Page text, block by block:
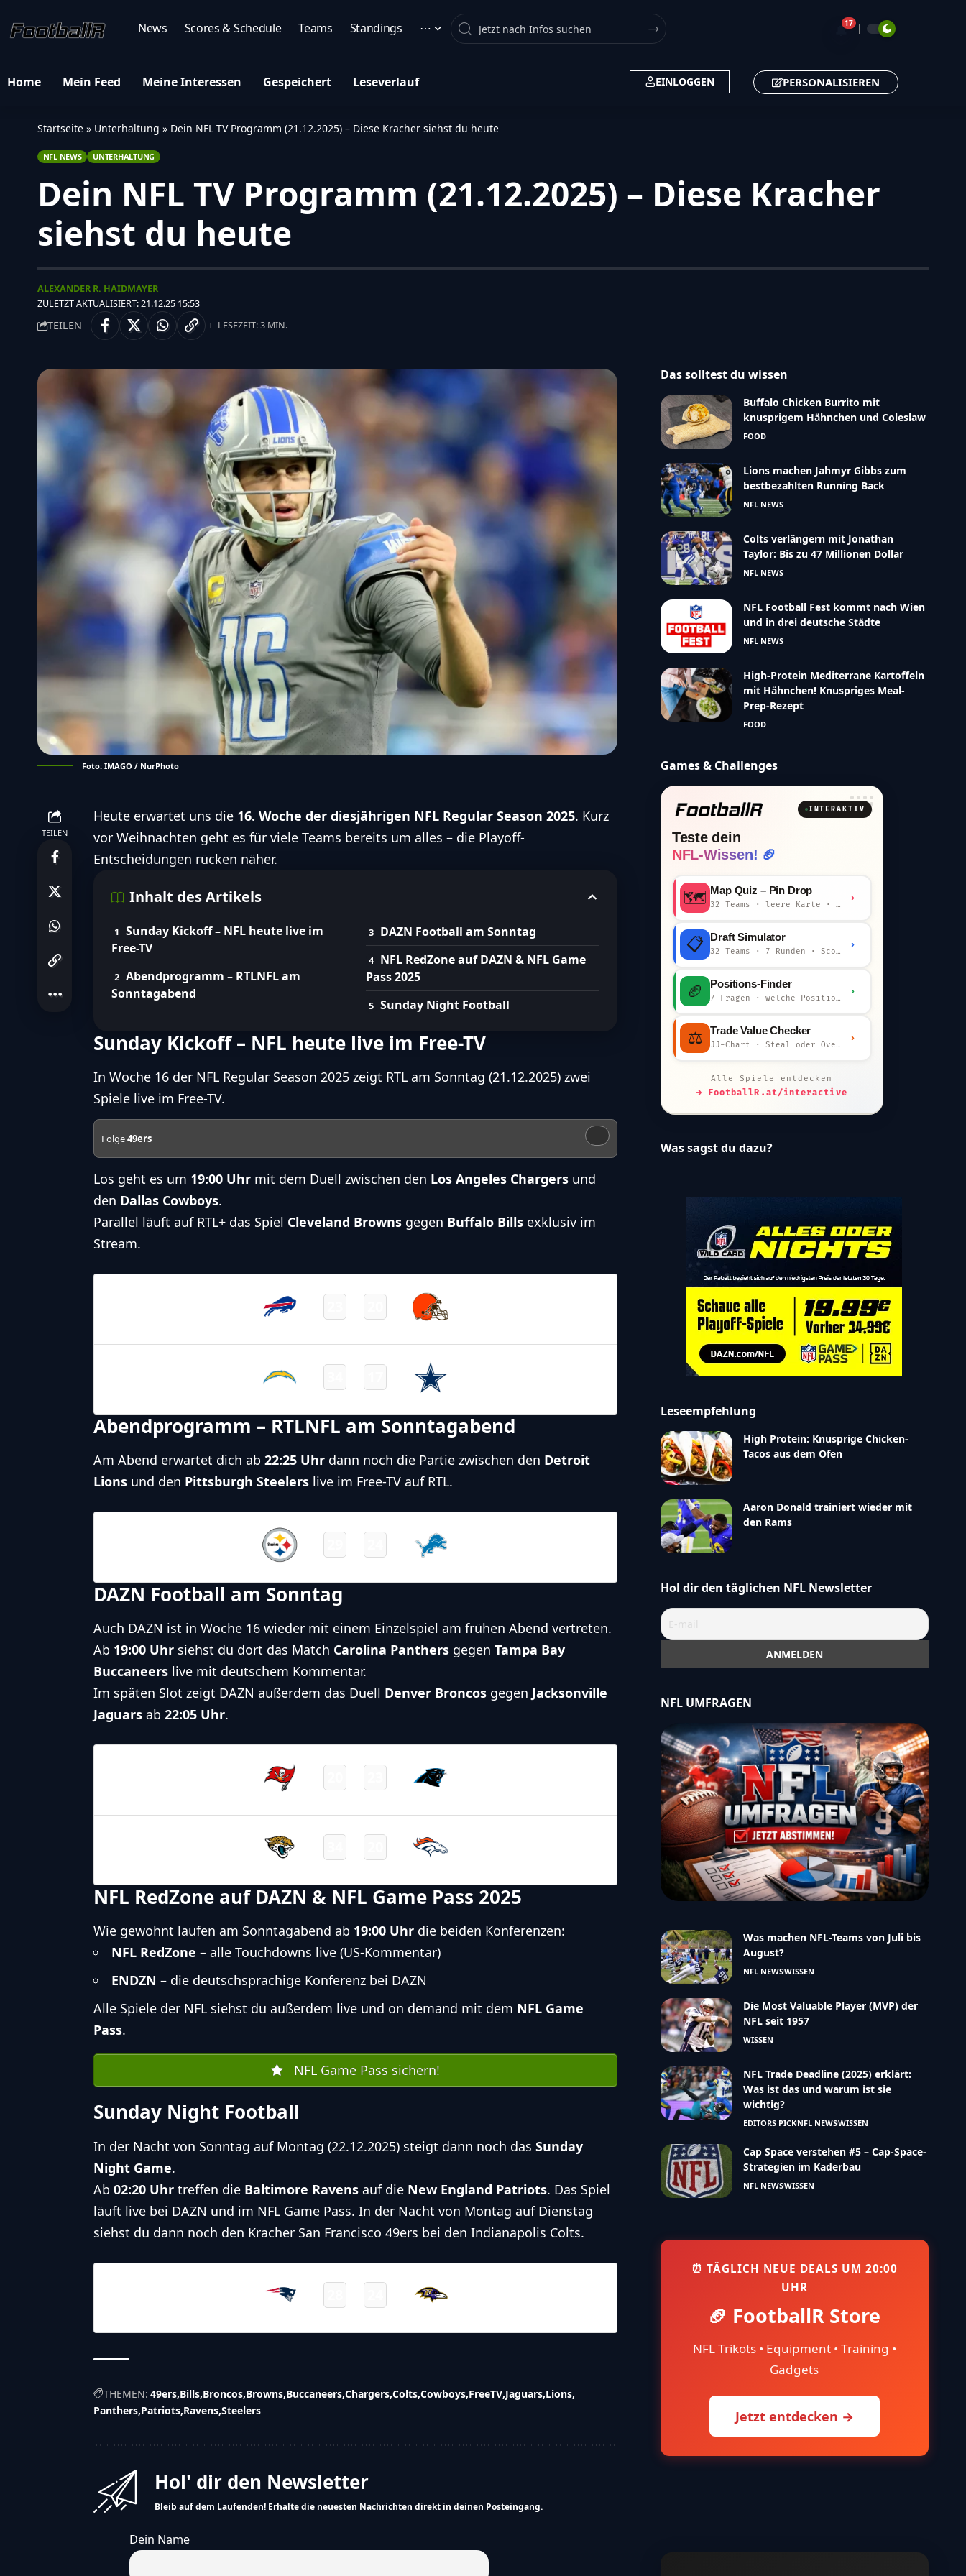
News Scores & Schedule Teams Standings ⋯ Search 🔔17
Home Mein Feed Meine Interessen Gespeichert Leseverlauf EINLOGGEN PERSONALISIEREN
Startseite » Unterhaltung » Dein NFL TV Programm (21.12.2025) – Diese Kracher siehst du heute
NFL NEWS UNTERHALTUNG
Dein NFL TV Programm (21.12.2025) – Diese Kracher
siehst du heute
ZULETZT AKTUALISIERT: 21.12.25 15:53
ALEXANDER R. HAIDMAYER
TEILEN LESEZEIT: 3 MIN.
Foto: IMAGO / NurPhoto
TEILEN
Heute erwartet uns die 16. Woche der diesjährigen NFL Regular Season 2025. Kurz
vor Weihnachten geht es für viele Teams bereits um alles – die Playoff-
Entscheidungen rücken näher.
Inhalt des Artikels
Sunday Kickoff – NFL heute live im
Free-TV
Abendprogramm – RTLNFL am
Sonntagabend
DAZN Football am Sonntag
NFL RedZone auf DAZN & NFL Game
Pass 2025
Sunday Night Football
Sunday Kickoff – NFL heute live im Free-TV
In Woche 16 der NFL Regular Season 2025 zeigt RTL am Sonntag (21.12.2025) zwei
Spiele live im Free-TV.
Folge49ers
Los geht es um 19:00 Uhr mit dem Duell zwischen den Los Angeles Chargers und
den Dallas Cowboys.
Parallel läuft auf RTL+ das Spiel Cleveland Browns gegen Buffalo Bills exklusiv im
Stream.
Abendprogramm – RTLNFL am Sonntagabend
Am Abend erwartet dich ab 22:25 Uhr dann noch die Partie zwischen den Detroit
Lions und den Pittsburgh Steelers live im Free-TV auf RTL.
DAZN Football am Sonntag
Auch DAZN ist in Woche 16 wieder mit einem Einzelspiel am frühen Abend vertreten.
Ab 19:00 Uhr siehst du dort das Match Carolina Panthers gegen Tampa Bay
Buccaneers live mit deutschem Kommentar.
Im späten Slot zeigt DAZN außerdem das Duell Denver Broncos gegen Jacksonville
Jaguars ab 22:05 Uhr.
NFL RedZone auf DAZN & NFL Game Pass 2025
Wie gewohnt laufen am Sonntagabend ab 19:00 Uhr die beiden Konferenzen:
NFL RedZone – alle Touchdowns live (US-Kommentar)
ENDZN – die deutschsprachige Konferenz bei DAZN
Alle Spiele der NFL siehst du außerdem live und on demand mit dem NFL Game
Pass.
NFL Game Pass sichern!
Sunday Night Football
In der Nacht von Sonntag auf Montag (22.12.2025) steigt dann noch das Sunday
Night Game.
Ab 02:20 Uhr treffen die Baltimore Ravens auf die New England Patriots. Das Spiel
läuft live bei DAZN und im NFL Game Pass. In der Nacht von Montag auf Dienstag
siehst du dann noch den Kracher San Francisco 49ers bei den Indianapolis Colts.
THEMEN: 49ers Bills Broncos Browns Buccaneers Chargers Colts Cowboys FreeTV Jaguars Lions
Panthers Patriots Ravens Steelers
Hol' dir den Newsletter
Bleib auf dem Laufenden! Erhalte die neuesten Nachrichten direkt in deinen Posteingang.
Dein Name
Das solltest du wissen
Buffalo Chicken Burrito mit
knusprigem Hähnchen und Coleslaw
FOOD
Lions machen Jahmyr Gibbs zum
bestbezahlten Running Back
NFL NEWS
Colts verlängern mit Jonathan
Taylor: Bis zu 47 Millionen Dollar
NFL NEWS
NFL Football Fest kommt nach Wien
und in drei deutsche Städte
NFL NEWS
High-Protein Mediterrane Kartoffeln
mit Hähnchen! Knuspriges Meal-
Prep-Rezept
FOOD
Games & Challenges
INTERAKTIV
Teste dein
NFL-Wissen! 🏈
🗺️ Map Quiz – Pin Drop
32 Teams · leere Karte · km-Wertung
›
📋 Draft Simulator
32 Teams · 7 Runden · Scout-Kommentar
›
🏈 Positions-Finder
7 Fragen · welche Position bist du?
›
⚖️ Trade Value Checker
JJ-Chart · Steal oder Overpay?
›
Alle Spiele entdecken
→ FootballR.at/interactive
Was sagst du dazu?
Leseempfehlung
High Protein: Knusprige Chicken-
Tacos aus dem Ofen
Aaron Donald trainiert wieder mit
den Rams
Hol dir den täglichen NFL Newsletter
NFL UMFRAGEN
Was machen NFL-Teams von Juli bis
August?
NFL NEWSWISSEN
Die Most Valuable Player (MVP) der
NFL seit 1957
WISSEN
NFL Trade Deadline (2025) erklärt:
Was ist das und warum ist sie
wichtig?
EDITORS PICKNFL NEWSWISSEN
Cap Space verstehen #5 – Cap-Space-
Strategien im Kaderbau
NFL NEWSWISSEN
⏰ TÄGLICH NEUE DEALS UM 20:00
UHR
🏈 FootballR Store
NFL Trikots • Equipment • Training •
Gadgets
Jetzt entdecken →